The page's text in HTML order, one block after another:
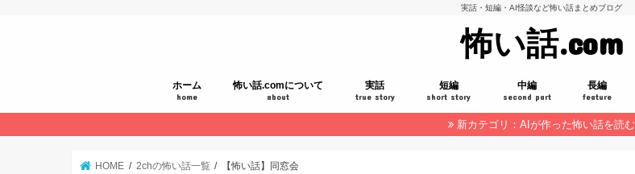
実話・短編・AI怪談など怖い話まとめブログ
怖い話.com
ホーム
home
怖い話.comについて
about
実話
true story
短編
short story
中編
second part
長編
feature
新カテゴリ：AIが作った怖い話を読む
HOME 2chの怖い話一覧 【怖い話】同窓会